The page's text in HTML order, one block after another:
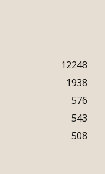
12248
1938
576
543
508